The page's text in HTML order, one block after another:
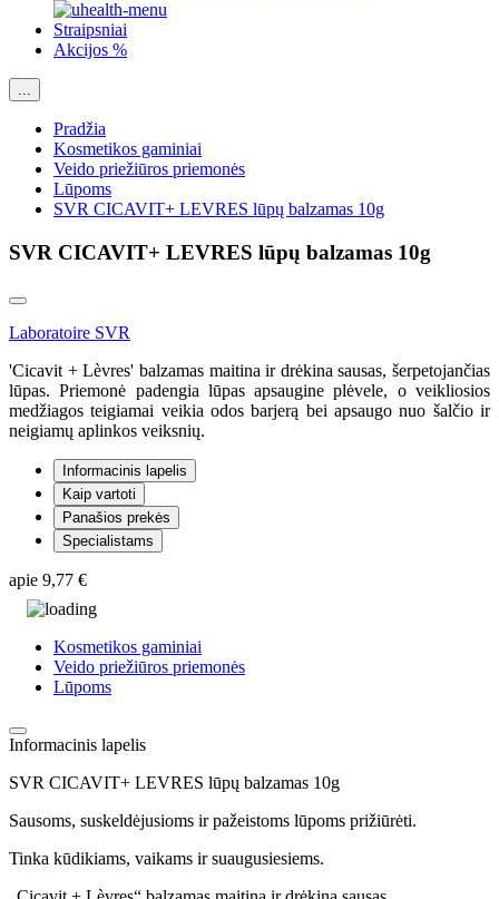
Straipsniai
Akcijos %
...
Pradžia
Kosmetikos gaminiai
Veido priežiūros priemonės
Lūpoms
SVR CICAVIT+ LEVRES lūpų balzamas 10g
SVR CICAVIT+ LEVRES lūpų balzamas 10g
Laboratoire SVR
'Cicavit + Lèvres' balzamas maitina ir drėkina sausas, šerpetojančias
lūpas. Priemonė padengia lūpas apsaugine plėvele, o veikliosios
medžiagos teigiamai veikia odos barjerą bei apsaugo nuo šalčio ir
neigiamų aplinkos veiksnių.
Informacinis lapelis
Kaip vartoti
Panašios prekės
Specialistams
apie 9,77 €
Kosmetikos gaminiai
Veido priežiūros priemonės
Lūpoms
Informacinis lapelis
SVR CICAVIT+ LEVRES lūpų balzamas 10g
Sausoms, suskeldėjusioms ir pažeistoms lūpoms prižiūrėti.
Tinka kūdikiams, vaikams ir suaugusiesiems.